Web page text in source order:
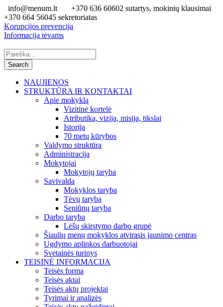
info@menum.lt
+370 636 60602 sutartys, mokinių klausimai
+370 664 56045 sekretoriatas
Korupcijos prevencija
Informacija tėvams
NAUJIENOS
STRUKTŪRA IR KONTAKTAI
Apie mokyklą
Vizitinė kortelė
Atributika, vizija, misija, tikslai
Istorija
70 metų kūrybos
Valdymo struktūra
Administracija
Mokytojai
Mokytojų taryba
Savivalda
Mokyklos taryba
Tėvų taryba
Seniūnų taryba
Darbo taryba
Lėšų skirstymo darbo grupė
Šiaulių menų mokyklos atvirasis jaunimo centras
Ugdymo aplinkos darbuotojai
Svetainės turinys
TEISINĖ INFORMACIJA
Teisės forma
Teisės aktai
Teisės aktų projektai
Tyrimai ir analizės